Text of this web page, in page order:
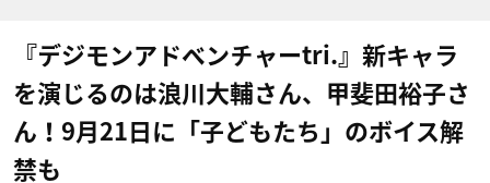
『デジモンアドベンチャーtri.』新キャラ
を演じるのは浪川大輔さん、甲斐田裕子さ
ん！9月21日に「子どもたち」のボイス解
禁も